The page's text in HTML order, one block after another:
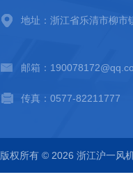
地址：浙江省乐清市柳市
邮箱：
传真：0577-82211777
版权所有 © 2026 浙江沪一风